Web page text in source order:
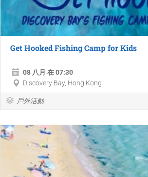
Get Hooked Fishing Camp for Kids
08 八月 在 07:30
Discovery Bay, Hong Kong
戶外活動